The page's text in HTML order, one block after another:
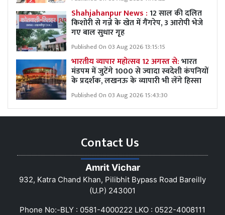
Shahjahanpur News :12 साल की दलित
किशोरी से गन्ने के खेत में गैंगरेप, 3 आरोपी भेजे
गए बाल सुधार गृह
Published On 03 Aug 2026 13:15:15
भारतीय व्यापार महोत्सव 12 अगस्त से:भारत
मंडपम में जुटेंगे 1000 से ज्यादा स्वदेशी कंपनियों
के प्रदर्शक, लखनऊ के व्यापारी भी लेंगे हिस्सा
Published On 03 Aug 2026 15:43:30
Contact Us
Amrit Vichar
932, Katra Chand Khan, Pilibhit Bypass Road Bareilly
(U.P) 243001
Phone No:-BLY : 0581-4000222 LKO : 0522-4008111